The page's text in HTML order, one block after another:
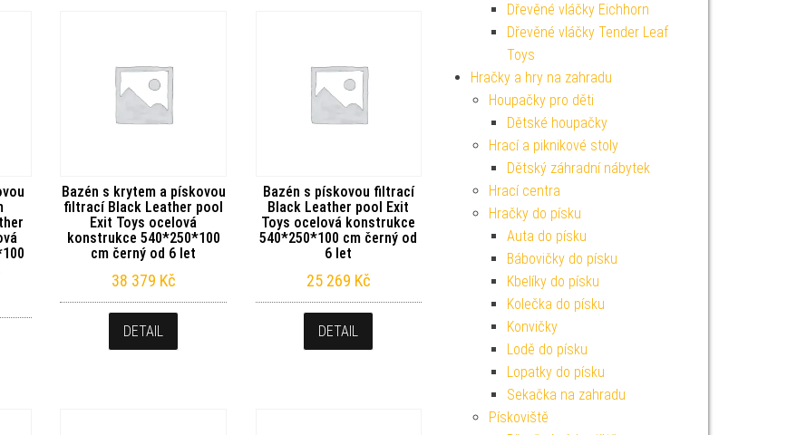
Bazén s krytem a pískovou
filtrací Black Leather pool
Exit Toys ocelová
konstrukce 540*250*100
cm černý od 6 let
38 379 Kč
DETAIL
Bazén s pískovou filtrací
Black Leather pool Exit
Toys ocelová konstrukce
540*250*100 cm černý od
6 let
25 269 Kč
DETAIL
Dřevěné vláčky Eichhorn
Dřevěné vláčky Tender Leaf
Toys
Hračky a hry na zahradu
Houpačky pro děti
Dětské houpačky
Hrací a piknikové stoly
Dětský záhradní nábytek
Hrací centra
Hračky do písku
Auta do písku
Bábovičky do písku
Kbelíky do písku
Kolečka do písku
Konvičky
Lodě do písku
Lopatky do písku
Sekačka na zahradu
Pískoviště